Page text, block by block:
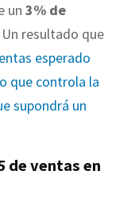
un 3% de
Un resultado que
esperado
que controla la
supondrá un
de ventas en